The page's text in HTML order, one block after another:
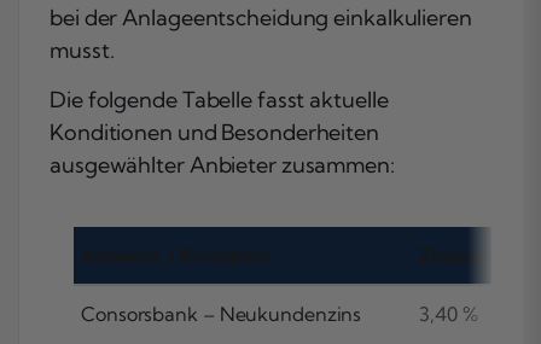
bei der Anlageentscheidung einkalkulieren
musst.
Die folgende Tabelle fasst aktuelle
Konditionen und Besonderheiten
ausgewählter Anbieter zusammen:
Consorsbank – Neukundenzins 3,40 %